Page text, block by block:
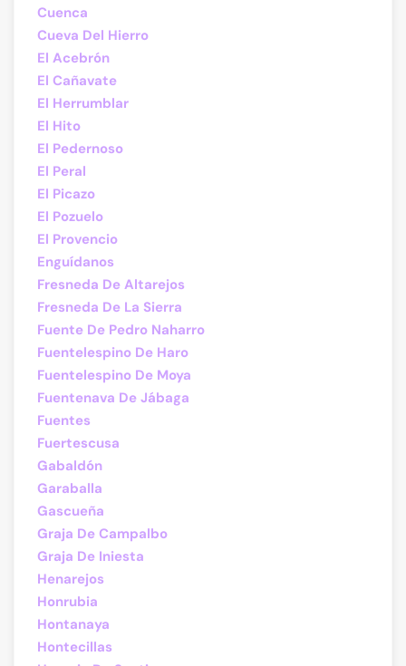
Cuenca
Cueva Del Hierro
El Acebrón
El Cañavate
El Herrumblar
El Hito
El Pedernoso
El Peral
El Picazo
El Pozuelo
El Provencio
Enguídanos
Fresneda De Altarejos
Fresneda De La Sierra
Fuente De Pedro Naharro
Fuentelespino De Haro
Fuentelespino De Moya
Fuentenava De Jábaga
Fuentes
Fuertescusa
Gabaldón
Garaballa
Gascueña
Graja De Campalbo
Graja De Iniesta
Henarejos
Honrubia
Hontanaya
Hontecillas